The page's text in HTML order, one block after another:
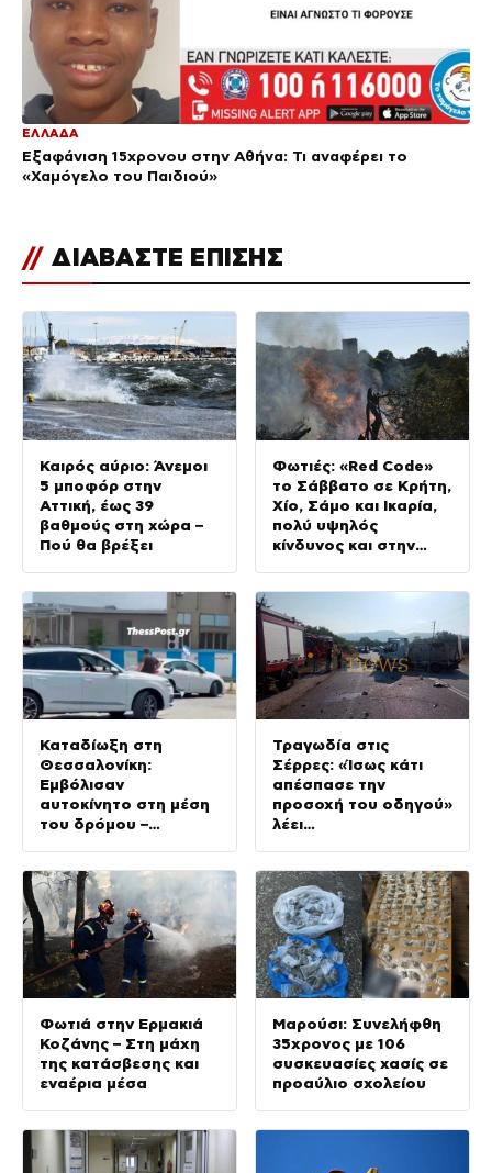
ΕΛΛΑΔΑ
Εξαφάνιση 15χρονου στην Αθήνα: Τι αναφέρει το
«Χαμόγελο του Παιδιού»
// ΔΙΑΒΑΣΤΕ ΕΠΙΣΗΣ
Καιρός αύριο: Άνεμοι
5 μποφόρ στην
Αττική, έως 39
βαθμούς στη χώρα –
Πού θα βρέξει
Φωτιές: «Red Code»
το Σάββατο σε Κρήτη,
Χίο, Σάμο και Ικαρία,
πολύ υψηλός
κίνδυνος και στην
Καταδίωξη στη
Θεσσαλονίκη:
Εμβόλισαν
αυτοκίνητο στη μέση
του δρόμου –
«μην κάνεις μ@@@»
Τραγωδία στις
Σέρρες: «Ίσως κάτι
απέσπασε την
προσοχή του οδηγού»
λέει
Φωτιά στην Ερμακιά
Κοζάνης – Στη μάχη
της κατάσβεσης και
εναέρια μέσα
Μαρούσι: Συνελήφθη
35χρονος με 106
συσκευασίες χασίς σε
προαύλιο σχολείου